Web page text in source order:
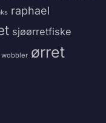
raphael
sjøørretfiske
wobbler ørret